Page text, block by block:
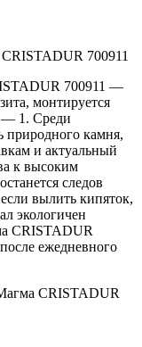
700911
700911 —
монтируется
— 1. Среди
камня,
и актуальный
к высоким
следов
вылить кипяток,
экологичен
CRISTADUR
ежедневного
CRISTADUR